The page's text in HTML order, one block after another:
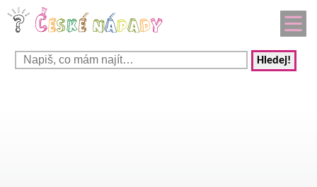
Hledej!